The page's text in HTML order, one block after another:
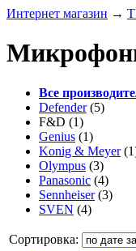
Интернет магазин →
Все
Defender(5)
F&D (1)
Genius (1)
Konig & Meyer
Olympus (3)
Panasonic (4)
Sennheiser(3)
SVEN (4)
Сортировка: